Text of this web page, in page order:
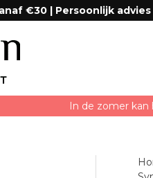
€30 | Persoonlijk advies
In de zomer